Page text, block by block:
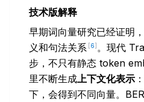
技术版解释
早期词向量研究已经证明
义和句法关系 [6] 。现代
步，不只有静态 token
里不断生成上下文化表示
下，会得到不同向量。